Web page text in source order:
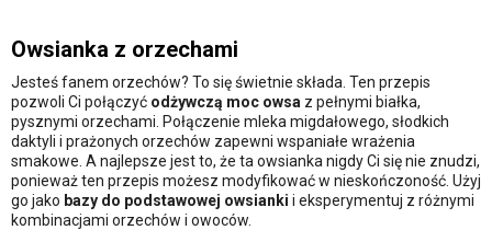
Owsianka z orzechami
Jesteś fanem orzechów? To się świetnie składa. Ten przepis
pozwoli Ci połączyć odżywczą moc owsa z pełnymi białka,
pysznymi orzechami. Połączenie mleka migdałowego, słodkich
daktyli i prażonych orzechów zapewni wspaniałe wrażenia
smakowe. A najlepsze jest to, że ta owsianka nigdy Ci się nie znudzi,
ponieważ ten przepis możesz modyfikować w nieskończoność. Użyj
go jako bazy do podstawowej owsianki i eksperymentuj z różnymi
kombinacjami orzechów i owoców.